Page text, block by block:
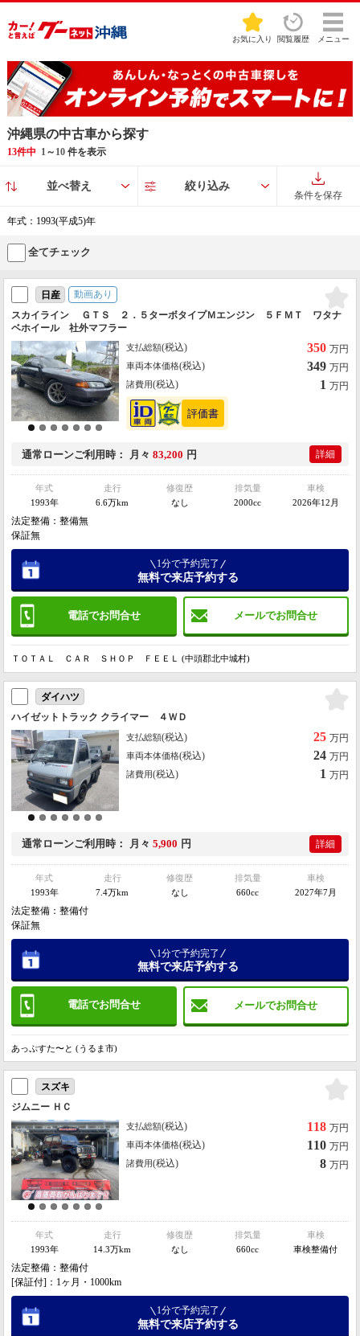
お気に入り 閲覧履歴 メニュー
沖縄県の中古車から探す
13件中 1～ 10件を表示
並べ替え 絞り込み
条件を保存
年式：1993(平成5)年
全てチェック
日産
動画あり
スカイライン ＧＴＳ ２．５ターボタイプＭエンジン ５ＦＭＴ ワタナ
ベホイール 社外マフラー
支払総額(税込) 350 万円
車両本体価格(税込) 349 万円
諸費用(税込) 1 万円
通常ローンご利用時 月々 83,200 円 詳細
年式
1993年
走行
6.6万km
修復歴
なし
排気量
2000cc
車検
2026年12月
法定整備：整備無
保証無
電話でお問合せ メールでお問合せ
1分で予約完了
無料で来店予約する
ＴＯＴＡＬ ＣＡＲ ＳＨＯＰ ＦＥＥＬ (中頭郡北中城村)
ダイハツ
ハイゼットトラック クライマー ４ＷＤ
支払総額(税込) 25 万円
車両本体価格(税込) 24 万円
諸費用(税込) 1 万円
通常ローンご利用時 月々 5,900 円 詳細
年式
1993年
走行
7.4万km
修復歴
なし
排気量
660cc
車検
2027年7月
法定整備：整備付
保証無
電話でお問合せ メールでお問合せ
1分で予約完了
無料で来店予約する
あっぷすた〜と (うるま市)
スズキ
ジムニー ＨＣ
支払総額(税込) 118 万円
車両本体価格(税込) 110 万円
諸費用(税込) 8 万円
年式
1993年
走行
14.3万km
修復歴
なし
排気量
660cc
車検
車検整備付
法定整備：整備付
[保証付]：1ヶ月・1000km
1分で予約完了
無料で来店予約する